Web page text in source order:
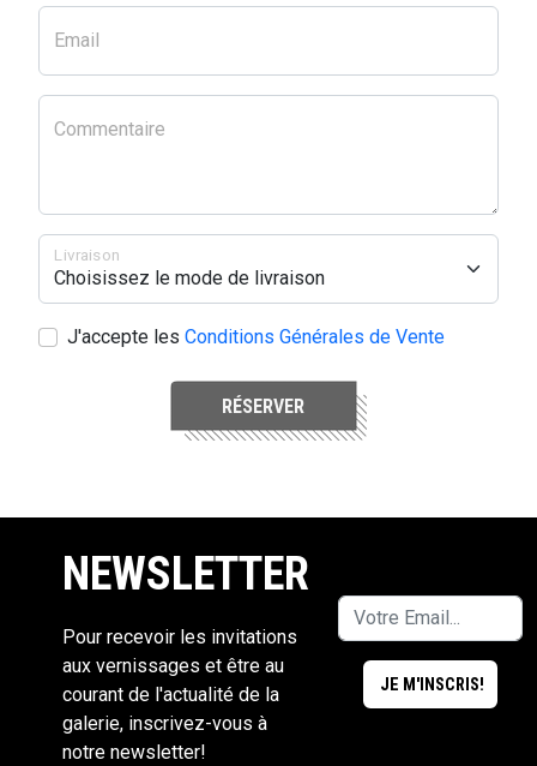
Email
Commentaire
Livraison
J'accepte les Conditions Générales de Vente
RÉSERVER
NEWSLETTER
Pour recevoir les invitations
aux vernissages et être au
courant de l'actualité de la
galerie, inscrivez-vous à
notre newsletter!